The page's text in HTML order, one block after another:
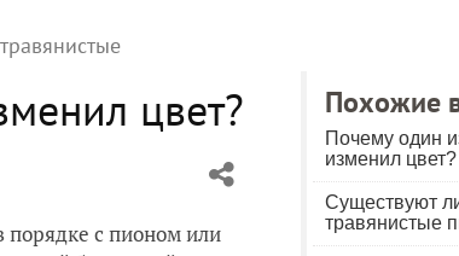
цвет?
порядке с пионом или
Похожие
Почему один
изменил цвет?
Существуют
травянистые